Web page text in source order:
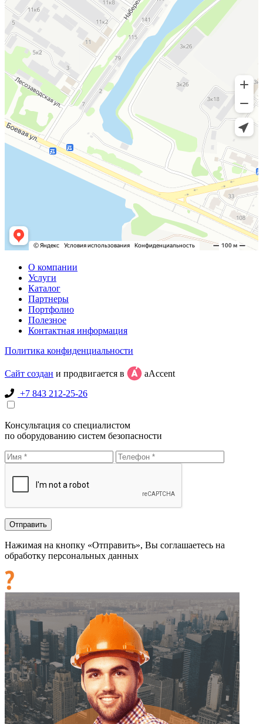
О компании
Услуги
Каталог
Партнеры
Портфолио
Полезное
Контактная информация
Политика конфиденциальности
Сайт создан и продвигается в
aAccent
+7 843 212-25-26
Консультация со специалистом
по оборудованию систем безопасности
Нажимая на кнопку «Отправить», Вы соглашаетесь на
обработку персональных данных